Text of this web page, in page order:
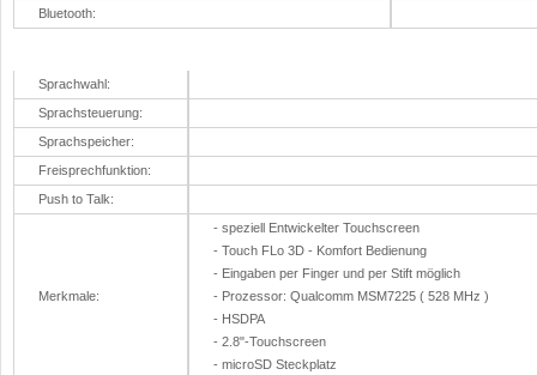
Bluetooth:
Sprachwahl:
Sprachsteuerung:
Sprachspeicher:
Freisprechfunktion:
Push to Talk:
Merkmale:
- speziell Entwickelter Touchscreen
- Touch FLo 3D - Komfort Bedienung
- Eingaben per Finger und per Stift möglich
- Prozessor: Qualcomm MSM7225 ( 528 MHz )
- HSDPA
- 2.8"-Touchscreen
- microSD Steckplatz